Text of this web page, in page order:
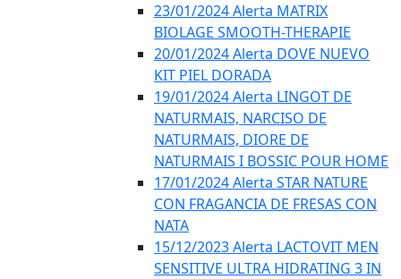
23/01/2024 Alerta MATRIX
BIOLAGE SMOOTH-THERAPIE
20/01/2024 Alerta DOVE NUEVO
KIT PIEL DORADA
19/01/2024 Alerta LINGOT DE
NATURMAIS, NARCISO DE
NATURMAIS, DIORE DE
NATURMAIS I BOSSIC POUR HOME
17/01/2024 Alerta STAR NATURE
CON FRAGANCIA DE FRESAS CON
NATA
15/12/2023 Alerta LACTOVIT MEN
SENSITIVE ULTRA HIDRATING 3 IN